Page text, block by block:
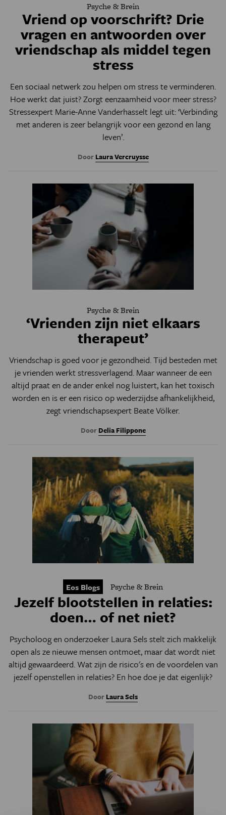
Psyche & Brein
Vriend op voorschrift? Drie
vragen en antwoorden over
vriendschap als middel tegen
stress
Een sociaal netwerk zou helpen om stress te verminderen.
Hoe werkt dat juist? Zorgt eenzaamheid voor meer stress?
Stressexpert Marie-Anne Vanderhasselt legt uit: ‘Verbinding
met anderen is zeer belangrijk voor een gezond en lang
leven’.
Door Laura Vercruysse
Psyche & Brein
‘Vrienden zijn niet elkaars
therapeut’
Vriendschap is goed voor je gezondheid. Tijd besteden met
je vrienden werkt stressverlagend. Maar wanneer de een
altijd praat en de ander enkel nog luistert, kan het toxisch
worden en is er een risico op wederzijdse afhankelijkheid,
zegt vriendschapsexpert Beate Völker.
Door Delia Filippone
Eos Blogs Psyche & Brein
Jezelf blootstellen in relaties:
doen… of net niet?
Psycholoog en onderzoeker Laura Sels stelt zich makkelijk
open als ze nieuwe mensen ontmoet, maar dat wordt niet
altijd gewaardeerd. Wat zijn de risico's en de voordelen van
jezelf openstellen in relaties? En hoe doe je dat eigenlijk?
Door Laura Sels